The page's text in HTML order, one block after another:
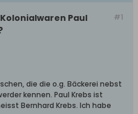
#1
Paul
die die o.g. Bäckerei nebst
kennen. Paul Krebs ist
Bernhard Krebs. Ich habe